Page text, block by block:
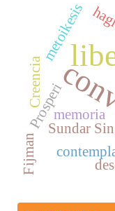
Sundar
Prosperi
metoikesis
Fijman
Creencia
memoria